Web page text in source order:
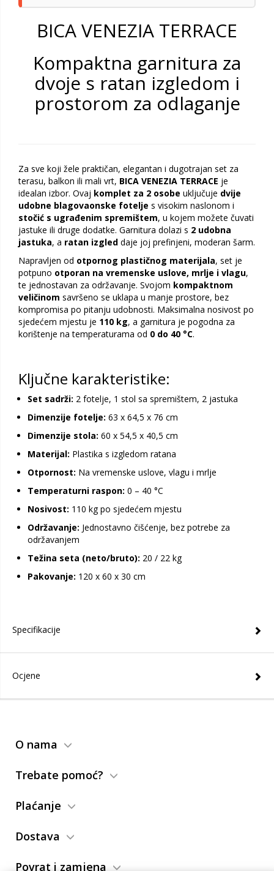
BICA VENEZIA TERRACE
Kompaktna garnitura za
dvoje s ratan izgledom i
prostorom za odlaganje
Za sve koji žele praktičan, elegantan i dugotrajan set za
terasu, balkon ili mali vrt, BICA VENEZIA TERRACE je
idealan izbor. Ovaj komplet za 2 osobe uključuje dvije
udobne blagovaonske fotelje s visokim naslonom i
stočić s ugrađenim spremištem, u kojem možete čuvati
jastuke ili druge dodatke. Garnitura dolazi s 2 udobna
jastuka, a ratan izgled daje joj prefinjeni, moderan šarm.
Napravljen od otpornog plastičnog materijala, set je
potpuno otporan na vremenske uslove, mrlje i vlagu,
te jednostavan za održavanje. Svojom kompaktnom
veličinom savršeno se uklapa u manje prostore, bez
kompromisa po pitanju udobnosti. Maksimalna nosivost po
sjedećem mjestu je 110 kg, a garnitura je pogodna za
korištenje na temperaturama od 0 do 40 °C.
Ključne karakteristike:
Set sadrži: 2 fotelje, 1 stol sa spremištem, 2 jastuka
Dimenzije fotelje: 63 x 64,5 x 76 cm
Dimenzije stola: 60 x 54,5 x 40,5 cm
Materijal: Plastika s izgledom ratana
Otpornost: Na vremenske uslove, vlagu i mrlje
Temperaturni raspon: 0 – 40 °C
Nosivost: 110 kg po sjedećem mjestu
Održavanje: Jednostavno čišćenje, bez potrebe za
održavanjem
Težina seta (neto/bruto): 20 / 22 kg
Pakovanje: 120 x 60 x 30 cm
Specifikacije
Ocjene
O nama
Trebate pomoć?
Plaćanje
Dostava
Povrat i zamjena